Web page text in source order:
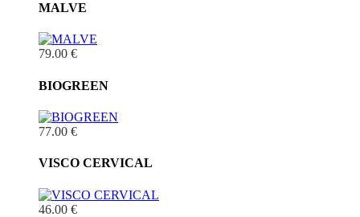
MALVE
79.00 €
BIOGREEN
77.00 €
VISCO CERVICAL
46.00 €